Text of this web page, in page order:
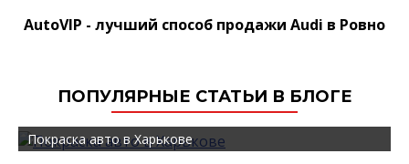
AutoVIP - лучший способ продажи Audi в Ровно
ПОПУЛЯРНЫЕ СТАТЬИ В БЛОГЕ
Покраска авто в Харькове